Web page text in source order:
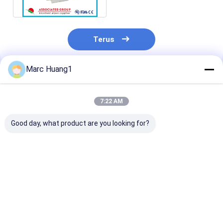
Terus
Rekomendasi Produk
Marc Huang1
7:22 AM
Good day, what product are you looking for?